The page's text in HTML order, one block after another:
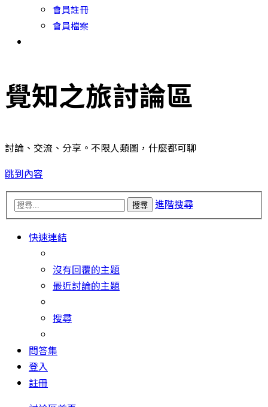
會員註冊
會員檔案
覺知之旅討論區
討論、交流、分享。不限人類圖，什麼都可聊
跳到內容
搜尋 進階搜尋
快速連結
沒有回覆的主題
最近討論的主題
搜尋
問答集
登入
註冊